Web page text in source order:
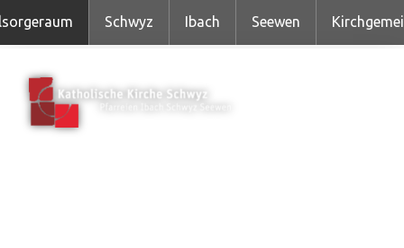
Schwyz Ibach Seewen